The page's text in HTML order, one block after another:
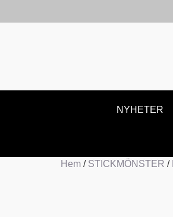
NYHETER
Hem / STICKMÖNSTER /